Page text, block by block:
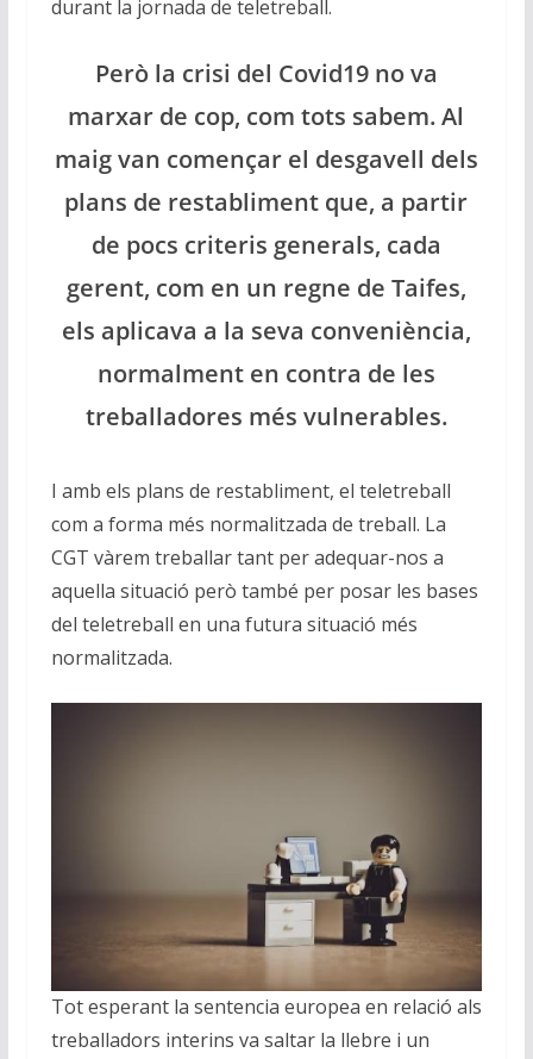
durant la jornada de teletreball.
Però la crisi del Covid19 no va
marxar de cop, com tots sabem. Al
maig van començar el desgavell dels
plans de restabliment que, a partir
de pocs criteris generals, cada
gerent, com en un regne de Taifes,
els aplicava a la seva conveniència,
normalment en contra de les
treballadores més vulnerables.
I amb els plans de restabliment, el teletreball
com a forma més normalitzada de treball. La
CGT vàrem treballar tant per adequar-nos a
aquella situació però també per posar les bases
del teletreball en una futura situació més
normalitzada.
Tot esperant la sentencia europea en relació als
treballadors interins va saltar la llebre i un